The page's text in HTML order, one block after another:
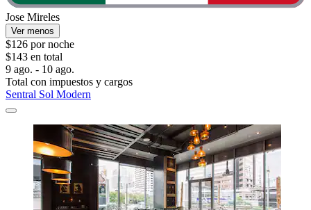
Jose Mireles
Ver menos
$126 por noche
$143 en total
9 ago. - 10 ago.
Total con impuestos y cargos
Sentral Sol Modern